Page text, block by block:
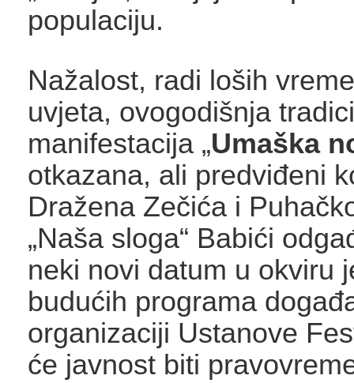
populaciju.
Nažalost, radi loših
uvjeta, ovogodišnja
manifestacija „Umaška
otkazana, ali predviđeni
Dražena Zečića i
„Naša sloga“ Babići
neki novi datum u okviru
budućih programa
organizaciji Ustanove
će javnost biti